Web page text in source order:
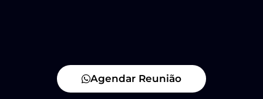
Agendar Reunião